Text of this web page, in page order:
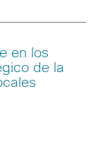
en los
de la